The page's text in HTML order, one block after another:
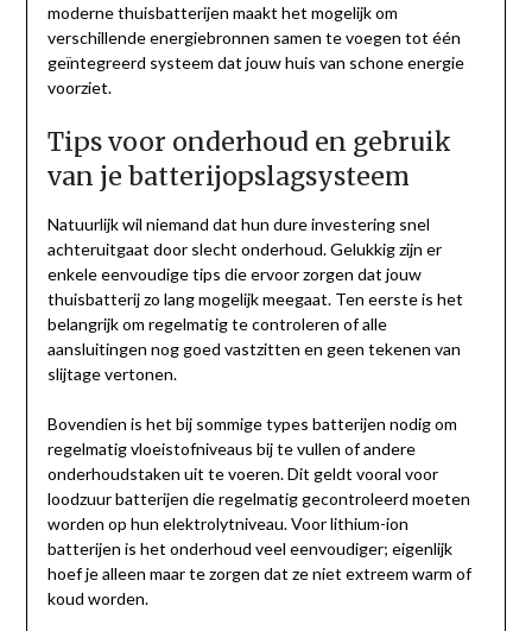
moderne thuisbatterijen maakt het mogelijk om
verschillende energiebronnen samen te voegen tot één
geïntegreerd systeem dat jouw huis van schone energie
voorziet.
Tips voor onderhoud en gebruik
van je batterijopslagsysteem
Natuurlijk wil niemand dat hun dure investering snel
achteruitgaat door slecht onderhoud. Gelukkig zijn er
enkele eenvoudige tips die ervoor zorgen dat jouw
thuisbatterij zo lang mogelijk meegaat. Ten eerste is het
belangrijk om regelmatig te controleren of alle
aansluitingen nog goed vastzitten en geen tekenen van
slijtage vertonen.
Bovendien is het bij sommige types batterijen nodig om
regelmatig vloeistofniveaus bij te vullen of andere
onderhoudstaken uit te voeren. Dit geldt vooral voor
loodzuur batterijen die regelmatig gecontroleerd moeten
worden op hun elektrolytniveau. Voor lithium-ion
batterijen is het onderhoud veel eenvoudiger; eigenlijk
hoef je alleen maar te zorgen dat ze niet extreem warm of
koud worden.